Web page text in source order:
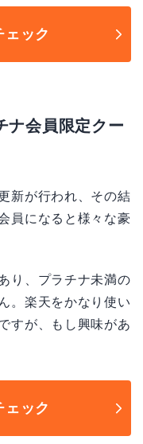
ェック
ナ会員限定クー
新が行われ、その結
員になると様々な豪
り、プラチナ未満の
。楽天をかなり使い
すが、もし興味があ
ェック